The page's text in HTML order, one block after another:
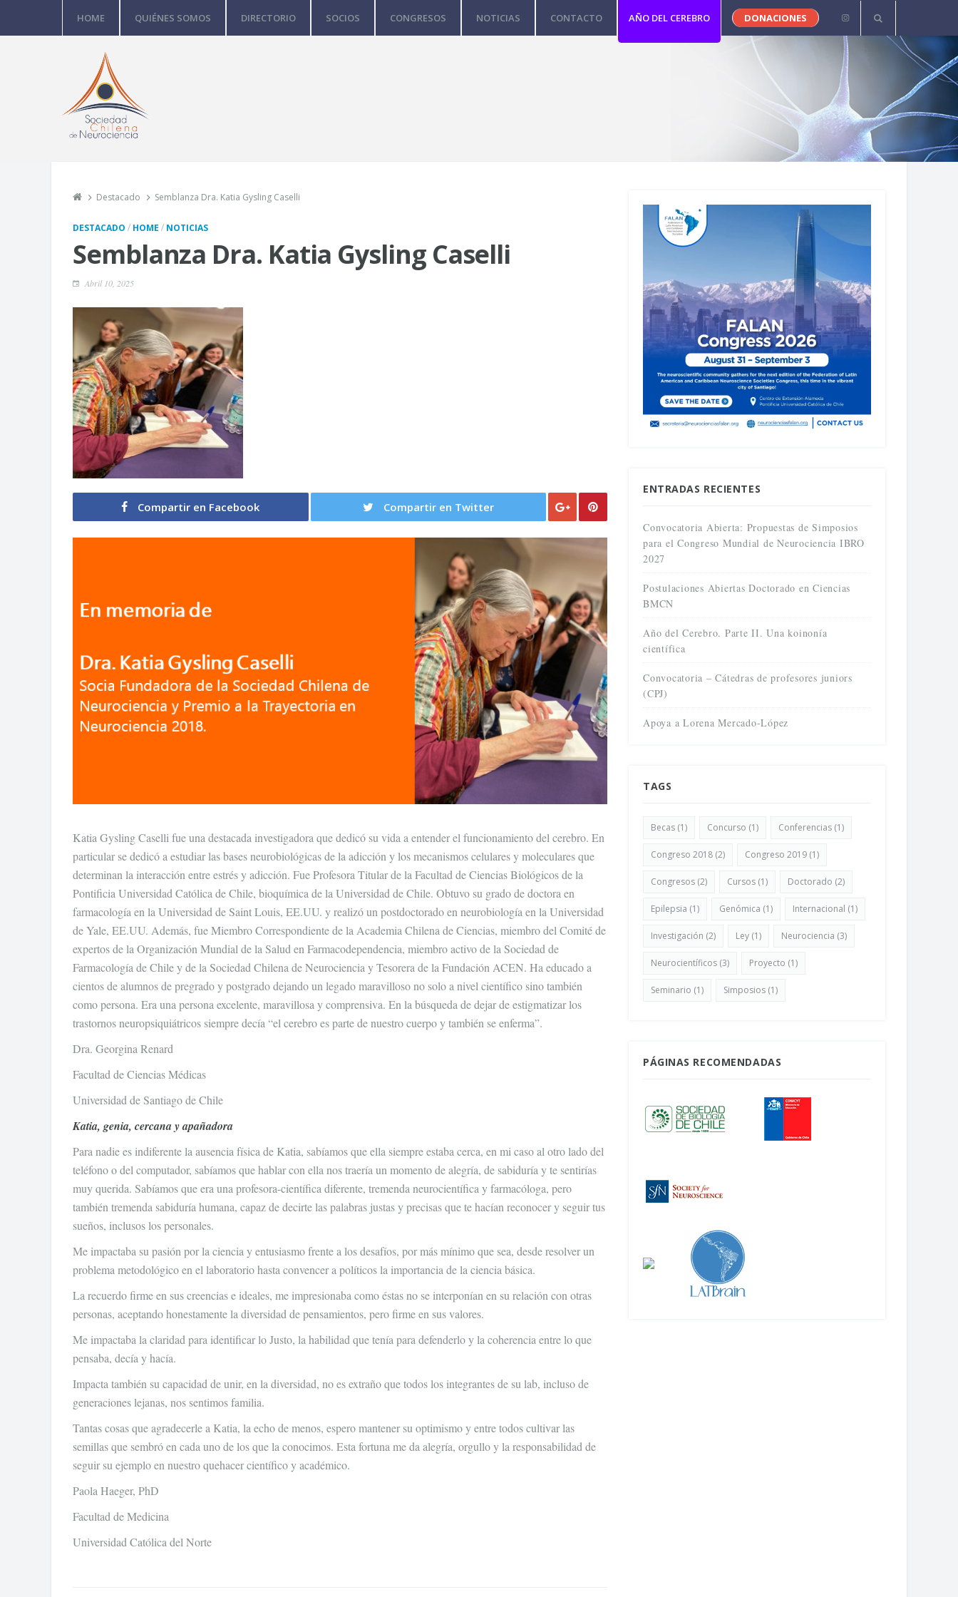
HOME QUIÉNES SOMOS DIRECTORIO SOCIOS CONGRESOS NOTICIAS CONTACTO AÑO DEL CEREBRO DONACIONES
Destacado Semblanza Dra. Katia Gysling Caselli
DESTACADO / HOME / NOTICIAS
Semblanza Dra. Katia Gysling Caselli
Abril 10, 2025
Compartir en Facebook Compartir en Twitter
Katia Gysling Caselli fue una destacada investigadora que dedicó su vida a entender el funcionamiento del cerebro. En
particular se dedicó a estudiar las bases neurobiológicas de la adicción y los mecanismos celulares y moleculares que
determinan la interacción entre estrés y adicción. Fue Profesora Titular de la Facultad de Ciencias Biológicos de la
Pontificia Universidad Católica de Chile, bioquímica de la Universidad de Chile. Obtuvo su grado de doctora en
farmacología en la Universidad de Saint Louis, EE.UU. y realizó un postdoctorado en neurobiología en la Universidad
de Yale, EE.UU. Además, fue Miembro Correspondiente de la Academia Chilena de Ciencias, miembro del Comité de
expertos de la Organización Mundial de la Salud en Farmacodependencia, miembro activo de la Sociedad de
Farmacología de Chile y de la Sociedad Chilena de Neurociencia y Tesorera de la Fundación ACEN. Ha educado a
cientos de alumnos de pregrado y postgrado dejando un legado maravilloso no solo a nivel científico sino también
como persona. Era una persona excelente, maravillosa y comprensiva. En la búsqueda de dejar de estigmatizar los
trastornos neuropsiquiátricos siempre decía “el cerebro es parte de nuestro cuerpo y también se enferma”.
Dra. Georgina Renard
Facultad de Ciencias Médicas
Universidad de Santiago de Chile
Katia, genia, cercana y apañadora
Para nadie es indiferente la ausencia física de Katia, sabíamos que ella siempre estaba cerca, en mi caso al otro lado del
teléfono o del computador, sabíamos que hablar con ella nos traería un momento de alegría, de sabiduría y te sentirías
muy querida. Sabíamos que era una profesora-científica diferente, tremenda neurocientífica y farmacóloga, pero
también tremenda sabiduría humana, capaz de decirte las palabras justas y precisas que te hacían reconocer y seguir tus
sueños, inclusos los personales.
Me impactaba su pasión por la ciencia y entusiasmo frente a los desafíos, por más mínimo que sea, desde resolver un
problema metodológico en el laboratorio hasta convencer a políticos la importancia de la ciencia básica.
La recuerdo firme en sus creencias e ideales, me impresionaba como éstas no se interponían en su relación con otras
personas, aceptando honestamente la diversidad de pensamientos, pero firme en sus valores.
Me impactaba la claridad para identificar lo Justo, la habilidad que tenía para defenderlo y la coherencia entre lo que
pensaba, decía y hacía.
Impacta también su capacidad de unir, en la diversidad, no es extraño que todos los integrantes de su lab, incluso de
generaciones lejanas, nos sentimos familia.
Tantas cosas que agradecerle a Katia, la echo de menos, espero mantener su optimismo y entre todos cultivar las
semillas que sembró en cada uno de los que la conocimos. Esta fortuna me da alegría, orgullo y la responsabilidad de
seguir su ejemplo en nuestro quehacer científico y académico.
Paola Haeger, PhD
Facultad de Medicina
Universidad Católica del Norte
ENTRADAS RECIENTES
Convocatoria Abierta: Propuestas de Simposios
para el Congreso Mundial de Neurociencia IBRO
2027
Postulaciones Abiertas Doctorado en Ciencias
BMCN
Año del Cerebro. Parte II. Una koinonía
científica
Convocatoria – Cátedras de profesores juniors
(CPJ)
Apoya a Lorena Mercado-López
TAGS
Becas (1) Concurso (1) Conferencias (1)
Congreso 2018 (2) Congreso 2019 (1)
Congresos (2) Cursos (1) Doctorado (2)
Epilepsia (1) Genómica (1) Internacional (1)
Investigación (2) Ley (1) Neurociencia (3)
Neurocientíficos (3) Proyecto (1)
Seminario (1) Simposios (1)
PÁGINAS RECOMENDADAS